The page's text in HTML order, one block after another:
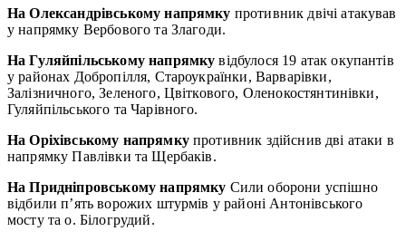
На Олександрівському напрямку противник двічі атакував
у напрямку Вербового та Злагоди.
На Гуляйпільському напрямкувідбулося 19 атак окупантів
у районах Добропілля, Староукраїнки, Варварівки,
Залізничного, Зеленого, Цвіткового, Оленокостянтинівки,
Гуляйпільського та Чарівного.
На Оріхівському напрямкупротивник здійснив дві атаки в
напрямку Павлівки та Щербаків.
На Придніпровському напрямку Сили оборони успішно
відбили п’ять ворожих штурмів у районі Антонівського
мосту та о. Білогрудий.